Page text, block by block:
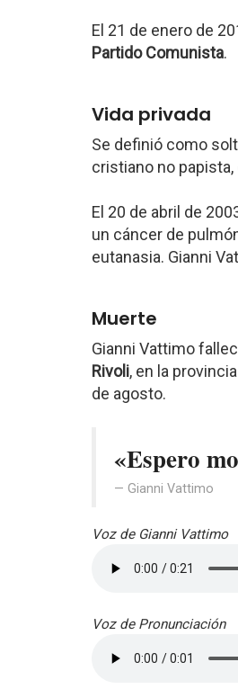
El 21 de enero de
Partido Comunista.
Vida privada
Se definió como
cristiano no
El 20 de abril de
un cáncer de
eutanasia. Gianni
Muerte
Gianni Vattimo
Rivoli, en la
de agosto.
«Espero
Gianni Vattimo
Voz de Gianni Vattimo
Voz de Pronunciación